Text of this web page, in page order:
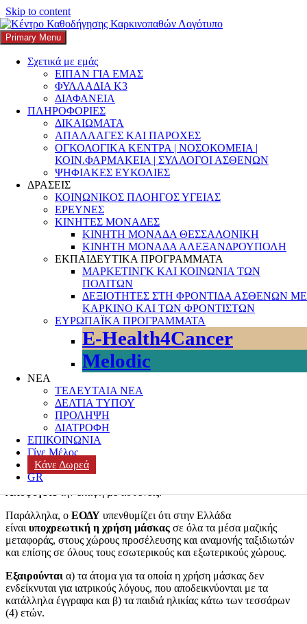
Skip to content
K3
ΚΕΝΤΡΟ ΚΑΘΟΔΗΓΗΣΗΣ ΚΑΡΚΙΝΟΠΑΘΩΝ
Primary Menu
Σχετικά με εμάς
ΕΙΠΑΝ ΓΙΑ ΕΜΑΣ
ΦΥΛΛΑΔΙΑ Κ3
ΔΙΑΦΑΝΕΙΑ
ΠΛΗΡΟΦΟΡΙΕΣ
ΔΙΚΑΙΩΜΑΤΑ
ΑΠΑΛΛΑΓΕΣ ΚΑΙ ΠΑΡΟΧΕΣ
ΟΓΚΟΛΟΓΙΚΑ ΚΕΝΤΡΑ | ΝΟΣΟΚΟΜΕΙΑ |
ΚΟΙΝ.ΦΑΡΜΑΚΕΙΑ | ΣΥΛΛΟΓΟΙ ΑΣΘΕΝΩΝ
ΨΗΦΙΑΚΕΣ ΕΥΚΟΛΙΕΣ
ΔΡΑΣΕΙΣ
ΚΟΙΝΩΝΙΚΟΣ ΠΛΟΗΓΟΣ ΥΓΕΙΑΣ
ΕΡΕΥΝΕΣ
ΚΙΝΗΤΕΣ ΜΟΝΑΔΕΣ
ΚΙΝΗΤΗ ΜΟΝΑΔΑ ΘΕΣΣΑΛΟΝΙΚΗ
ΚΙΝΗΤΗ ΜΟΝΑΔΑ ΑΛΕΞΑΝΔΡΟΥΠΟΛΗ
ΕΚΠΑΙΔΕΥΤΙΚΑ ΠΡΟΓΡΑΜΜΑΤΑ
ΜΑΡΚΕΤΙΝΓΚ ΚΑΙ ΚΟΙΝΩΝΙΑ ΤΩΝ
ΠΟΛΙΤΩΝ
ΔΕΞΙΟΤΗΤΕΣ ΣΤΗ ΦΡΟΝΤΙΔΑ ΑΣΘΕΝΩΝ ΜΕ
ΚΑΡΚΙΝΟ ΚΑΙ ΤΩΝ ΦΡΟΝΤΙΣΤΩΝ
ΕΥΡΩΠΑΪΚΑ ΠΡΟΓΡΑΜΜΑΤΑ
E-Health4Cancer
Melodic
ΝΕΑ
ΤΕΛΕΥΤΑΙΑ ΝΕΑ
ΔΕΛΤΙΑ ΤΥΠΟΥ
ΠΡΟΛΗΨΗ
ΔΙΑΤΡΟΦΗ
ΕΠΙΚΟΙΝΩΝΙΑ
Γίνε Μέλος
Κάνε Δωρεά
GR
Search
Αναζήτηση για:
Κορονοϊός: Οδηγίες για ασφαλή ταξίδια
από τον ΕΟΔΥ
Posted on 4 Ιουνίου, 2021Authork3-editorCategories
Tags#ταξιδεύω_με_ασφάλεια
Χρήσιμες οδηγίες για όσους πρόκειται να ταξιδέψουν εν μέσω
κορονοϊού εξέδωσε ο
Οργανισμός, ο κίνδυνος για τον ταξιδιώτη θεωρείται
Γενικά συνιστάται η αποφυγή των ταξιδιών εάν δεν είναι απολύτως
απαραίτητα, ιδιαίτερα για τα άτομα που ανήκουν σε
Πριν το ταξίδι
για τους ισχύοντες περιορισμούς, σχετικά με ταξίδι
στη χώρα/περιοχή προορισμού.
Αναβάλετε το ταξίδισας αν έχετε πυρετό ή συμπτώματα από το
αναπνευστικό όπως δυσκολία στην αναπνοή, βήχα κλπ.
Κατά την διάρκεια του ταξιδιού
Πλένετε συχνά τα χέρια σας με νερό και σαπούνι ή χρησιμοποιείτε
αλκοολούχο αντισηπτικό διάλυμα.
Καλύπτετετο στόμα και τη μύτη σας με χαρτομάντηλο ή με το
μανίκι και όχι με το χέρι, όταν βήχετε ή φτερνίζεστε.
Αποφύγετετην επαφή με άλλα άτομα αν έχετε πυρετό ή
συμπτώματα από το αναπνευστικό, όπως δυσκολία στην αναπνοή,
βήχα κλπ και αναζητείστε ιατρική βοήθεια.
Αποφύγετετην επαφή με ασθενείς.
Παράλληλα, ο ΕΟΔΥ υπενθυμίζει ότι στην Ελλάδα
είναι υποχρεωτική η χρήση μάσκας σε όλα τα μέσα μαζικής
μεταφοράς, στους χώρους προσέλευσης και αναμονής ταξιδιωτών
και επίσης σε όλους τους εσωτερικούς και εξωτερικούς χώρους.
Εξαιρούνται α) τα άτομα για τα οποία η χρήση μάσκας δεν
ενδείκνυται για ιατρικούς λόγους, που αποδεικνύονται με τα
κατάλληλα έγγραφα και β) τα παιδιά ηλικίας κάτω των τεσσάρων
(4) ετών.